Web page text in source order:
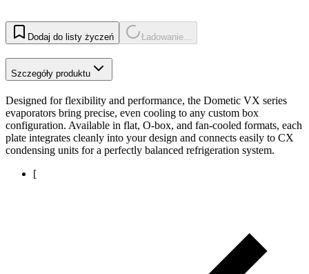
Dodaj do listy życzeń Ładowanie...
Szczegóły produktu
Designed for flexibility and performance, the Dometic VX series
evaporators bring precise, even cooling to any custom box
configuration. Available in flat, O-box, and fan-cooled formats, each
plate integrates cleanly into your design and connects easily to CX
condensing units for a perfectly balanced refrigeration system.
[